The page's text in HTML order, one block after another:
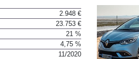
2.948 €
23.753 €
21 %
4,75 %
11/2020